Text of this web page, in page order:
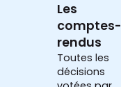
Les
comptes-
rendus
Toutes les
décisions